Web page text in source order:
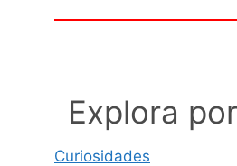
Explora
Curiosidades